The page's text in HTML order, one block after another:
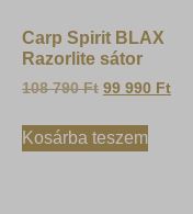
Carp Spirit BLAX
Razorlite sátor
108 790Ft 99 990 Ft
Kosárba teszem